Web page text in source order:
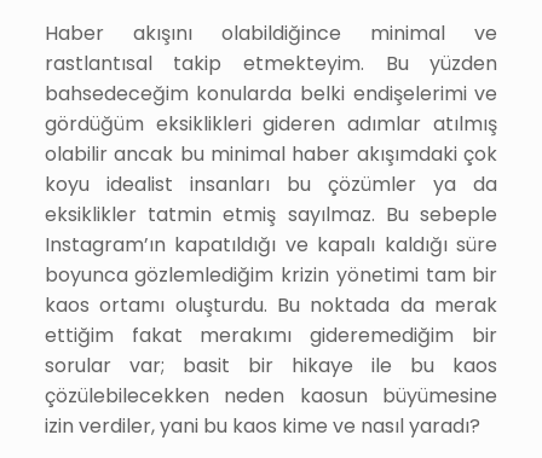
Haber akışını olabildiğince minimal ve
rastlantısal takip etmekteyim. Bu yüzden
bahsedeceğim konularda belki endişelerimi ve
gördüğüm eksiklikleri gideren adımlar atılmış
olabilir ancak bu minimal haber akışımdaki çok
koyu idealist insanları bu çözümler ya da
eksiklikler tatmin etmiş sayılmaz. Bu sebeple
Instagram’ın kapatıldığı ve kapalı kaldığı süre
boyunca gözlemlediğim krizin yönetimi tam bir
kaos ortamı oluşturdu. Bu noktada da merak
ettiğim fakat merakımı gideremediğim bir
sorular var; basit bir hikaye ile bu kaos
çözülebilecekken neden kaosun büyümesine
izin verdiler, yani bu kaos kime ve nasıl yaradı?